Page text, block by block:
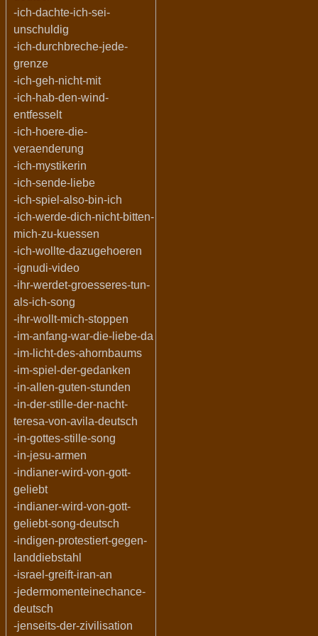
-ich-dachte-ich-sei-
unschuldig
-ich-durchbreche-jede-
grenze
-ich-geh-nicht-mit
-ich-hab-den-wind-
entfesselt
-ich-hoere-die-
veraenderung
-ich-mystikerin
-ich-sende-liebe
-ich-spiel-also-bin-ich
-ich-werde-dich-nicht-bitten-
mich-zu-kuessen
-ich-wollte-dazugehoeren
-ignudi-video
-ihr-werdet-groesseres-tun-
als-ich-song
-ihr-wollt-mich-stoppen
-im-anfang-war-die-liebe-da
-im-licht-des-ahornbaums
-im-spiel-der-gedanken
-in-allen-guten-stunden
-in-der-stille-der-nacht-
teresa-von-avila-deutsch
-in-gottes-stille-song
-in-jesu-armen
-indianer-wird-von-gott-
geliebt
-indianer-wird-von-gott-
geliebt-song-deutsch
-indigen-protestiert-gegen-
landdiebstahl
-israel-greift-iran-an
-jedermomenteinechance-
deutsch
-jenseits-der-zivilisation